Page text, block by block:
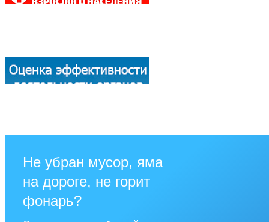
Не убран мусор, яма
на дороге, не горит
фонарь?